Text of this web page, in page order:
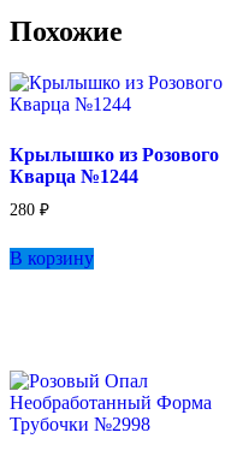
Похожие
Крылышко из Розового
Кварца №1244
280 ₽
В корзину